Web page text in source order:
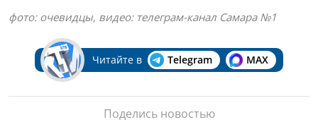
фото: очевидцы, видео: телеграм-канал Самара №1
Читайте в Telegram MAX
Поделись новостью